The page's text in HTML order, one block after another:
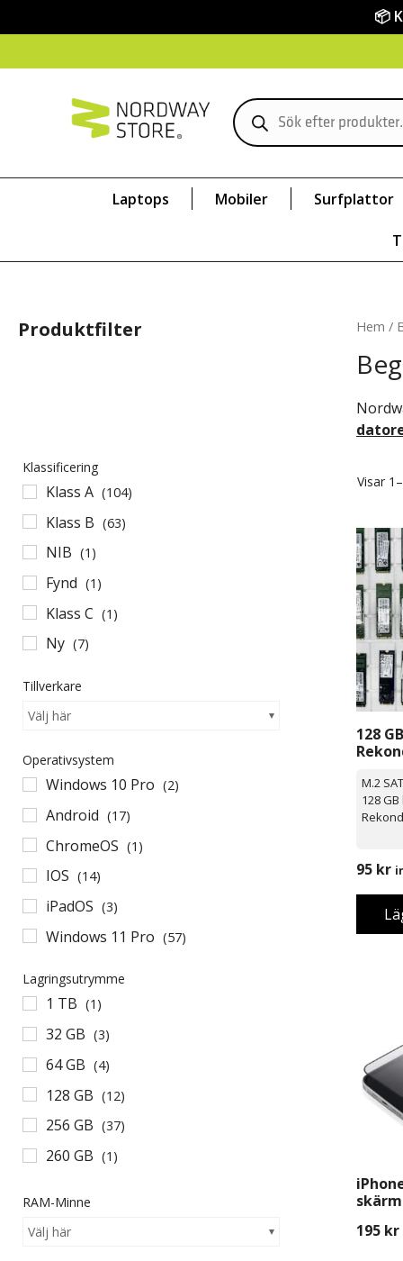
📦
Laptops Mobiler Surfplattor
Hem /
Visar
128
M.2
128
95 kr
195 kr
Produktfilter
Klassificering
Klass A (104)
Klass B (63)
NIB (1)
Fynd (1)
Klass C (1)
Ny (7)
Tillverkare
Välj här
Operativsystem
Windows 10 Pro (2)
Android (17)
ChromeOS (1)
IOS (14)
iPadOS (3)
Windows 11 Pro (57)
Lagringsutrymme
1 TB (1)
32 GB (3)
64 GB (4)
128 GB (12)
256 GB (37)
260 GB (1)
RAM-Minne
Välj här